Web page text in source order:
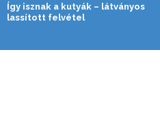
Így isznak a kutyák – látványos
lassított felvétel